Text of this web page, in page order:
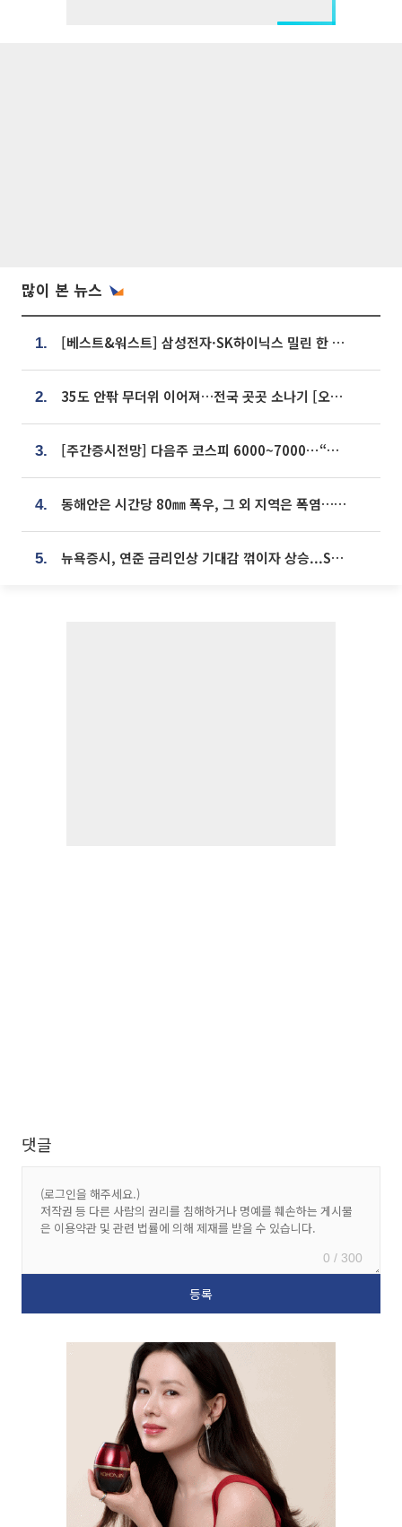
많이 본 뉴스
1. [베스트&워스트] 삼성전자·SK하이닉스 밀린 한 주…상상인증권은 85% 급등
2. 35도 안팎 무더위 이어져…전국 곳곳 소나기 [오늘 날씨]
3. [주간증시전망] 다음주 코스피 6000~7000⋯“外人 수급은 정책이 변수”
4. 동해안은 시간당 80㎜ 폭우, 그 외 지역은 폭염…‘극과 극 날씨’
5. 뉴욕증시, 연준 금리인상 기대감 꺾이자 상승...S&P500 사상 최고치 [종합]
댓글
0 / 300